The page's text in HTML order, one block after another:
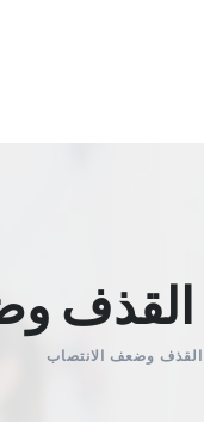
وضعف الانتصاب